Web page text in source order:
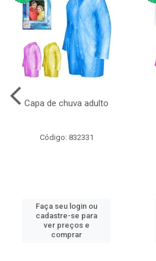
Capa de chuva adulto
Código: 832331
Faça seu login ou
cadastre-se para
ver preços e
comprar